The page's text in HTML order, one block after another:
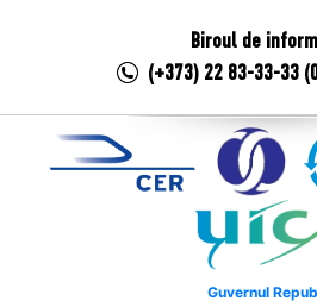
Biroul de
(+373) 22 83-33-33
Guvernul